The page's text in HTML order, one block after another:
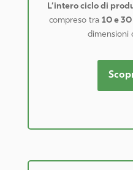
L’intero ciclo di
compreso tra10 e
dimensioni